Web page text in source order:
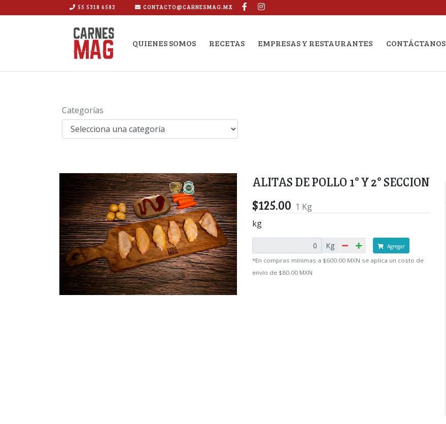
55 5318 6582 CONTACTO@CARNESMAG.MX
QUIENES SOMOS
RECETAS EMPRESAS Y RESTAURANTES CONTÁCTANOS
Categorías
ALITAS DE POLLO 1° Y 2° SECCION
$125.00 1 Kg
kg
Kg Agregar
*En compras mínimas a $600.00 MXN se aplica un costo de
envío de $80.00 MXN